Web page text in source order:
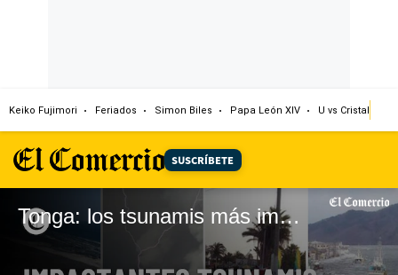
Keiko Fujimori Feriados Simon Biles Papa León XIV U vs Cristal
SUSCRÍBETE
Tonga: los tsunamis más impactantes captados en cámara